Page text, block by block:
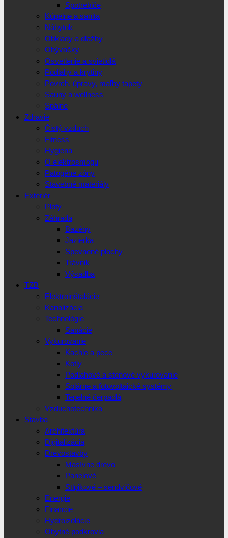
Spotrebiče
Kúpelne a sanita
Nábytok
Obklady a dlažby
Obývačky
Osvetlenie a svietidlá
Podlahy a krytiny
Povrch. úpravy, maľby tapety
Sauny a wellness
Spálne
Zdravie
Čistý vzduch
Fitness
Hygiena
O elektrosmogu
Patogéne zóny
Stavebné materiály
Exteriér
Ploty
Záhrada
Bazény
Jazierka
Spevnené plochy
Trávnik
Výsadba
TZB
Elektroinštalácie
Kanalizácia
Technológie
Sanácie
Vykurovanie
Kachle a pece
Kotly
Podlahové a stenové vykurovanie
Solárne a fotovoltaické systémy
Tepelné čerpadlá
Vzduchotechnika
Stavba
Architektúra
Digitalizácia
Drevostavby
Masívne drevo
Panelové
Stlpikové – sendvičové
Energie
Financie
Hydroizolácie
Obytné podkrovia